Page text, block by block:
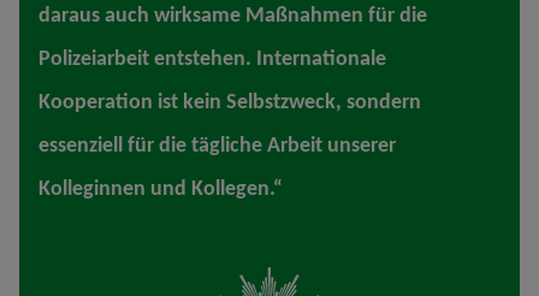
daraus auch wirksame Maßnahmen für die
Polizeiarbeit entstehen. Internationale
Kooperation ist kein Selbstzweck, sondern
essenziell für die tägliche Arbeit unserer
Kolleginnen und Kollegen.“